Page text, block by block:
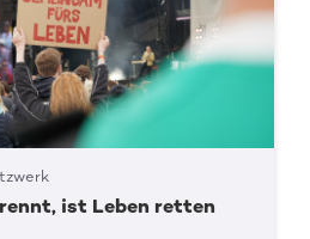
ist Leben retten